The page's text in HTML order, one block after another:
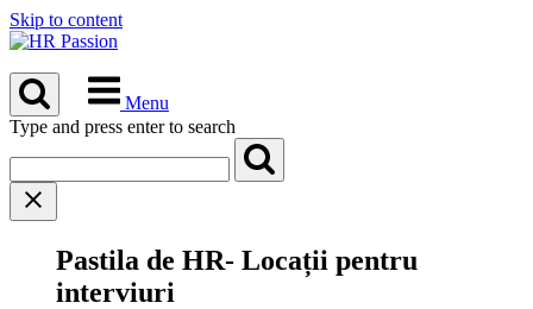
Skip to content
Menu
Type and press enter to search
Pastila de HR- Locații pentru
interviuri